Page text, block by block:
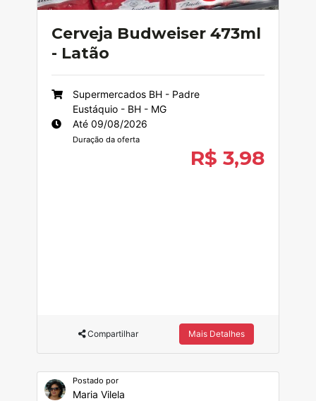
Cerveja Budweiser 473ml
- Latão
Supermercados BH - Padre
Eustáquio - BH - MG
Até 09/08/2026
Duração da oferta
R$ 3,98
Compartilhar Mais Detalhes
Postado por
Maria Vilela